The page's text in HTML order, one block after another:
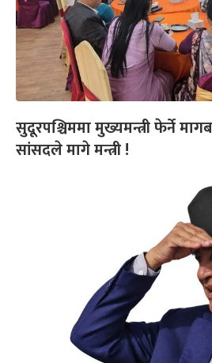
सुदूरपश्चिममा मुख्यमन्त्री फेर्ने
सांसदले मागे मन्त्री !